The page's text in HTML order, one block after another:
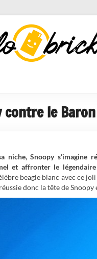
contre le
niche, Snoopy
et affronter le
beagle blanc avec ce
donc la tête de